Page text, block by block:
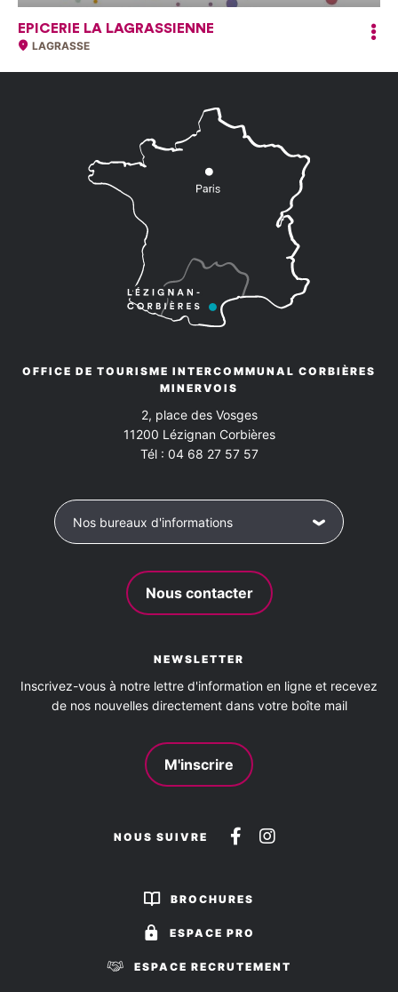
EPICERIE LA LAGRASSIENNE
LAGRASSE
OFFICE DE TOURISME INTERCOMMUNAL CORBIÈRES
MINERVOIS
2, place des Vosges
11200 Lézignan Corbières
Tél : 04 68 27 57 57
Nos bureaux d'informations
Nous contacter
NEWSLETTER
Inscrivez-vous à notre lettre d'information en ligne et recevez
de nos nouvelles directement dans votre boîte mail
M'inscrire
NOUS SUIVRE
Suivez-
sur
Suivez-
BROCHURES
ESPACE PRO
ESPACE RECRUTEMENT